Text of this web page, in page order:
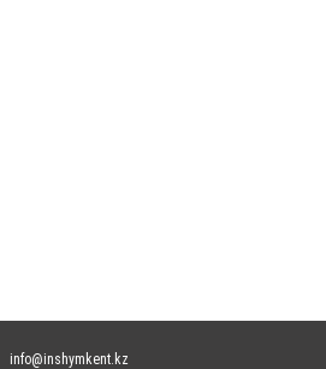
info@inshymkent.kz